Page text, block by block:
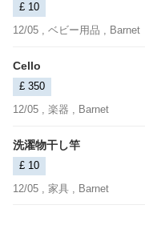
£ 10
12/05 , ベビー用品 , Barnet
Cello
£ 350
12/05 , 楽器 , Barnet
洗濯物干し竿
£ 10
12/05 , 家具 , Barnet